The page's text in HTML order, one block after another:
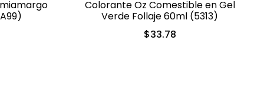
Colorante Oz Comestible en Gel
Verde Follaje 60ml (5313)
$33.78